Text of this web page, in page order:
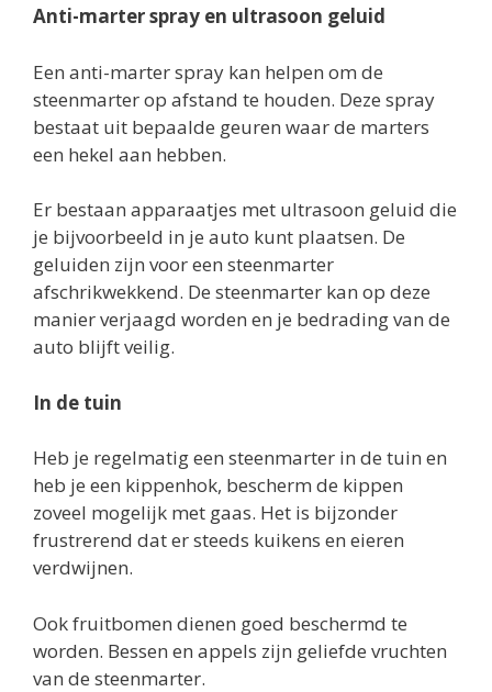
Anti-marter spray en ultrasoon geluid
Een anti-marter spray kan helpen om de
steenmarter op afstand te houden. Deze spray
bestaat uit bepaalde geuren waar de marters
een hekel aan hebben.
Er bestaan apparaatjes met ultrasoon geluid die
je bijvoorbeeld in je auto kunt plaatsen. De
geluiden zijn voor een steenmarter
afschrikwekkend. De steenmarter kan op deze
manier verjaagd worden en je bedrading van de
auto blijft veilig.
In de tuin
Heb je regelmatig een steenmarter in de tuin en
heb je een kippenhok, bescherm de kippen
zoveel mogelijk met gaas. Het is bijzonder
frustrerend dat er steeds kuikens en eieren
verdwijnen.
Ook fruitbomen dienen goed beschermd te
worden. Bessen en appels zijn geliefde vruchten
van de steenmarter.